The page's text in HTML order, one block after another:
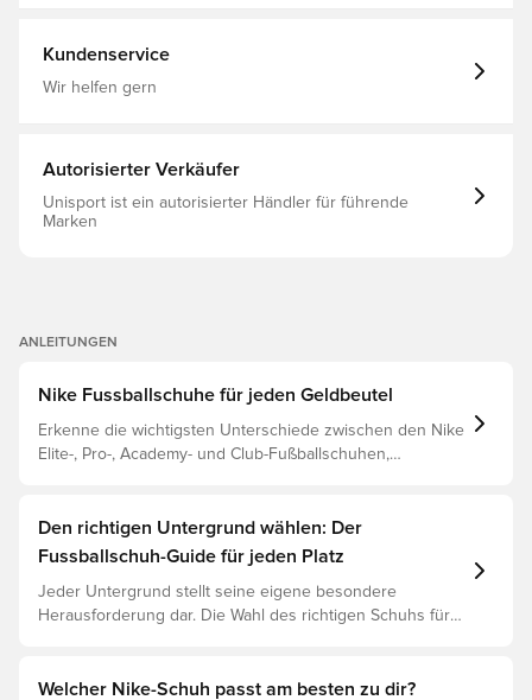
Kundenservice
Wir helfen gern
Autorisierter Verkäufer
Unisport ist ein autorisierter Händler für führende
Marken
ANLEITUNGEN
Nike Fussballschuhe für jeden Geldbeutel
Erkenne die wichtigsten Unterschiede zwischen den Nike
Elite-, Pro-, Academy- und Club-Fußballschuhen,
Den richtigen Untergrund wählen: Der
Fussballschuh-Guide für jeden Platz
Jeder Untergrund stellt seine eigene besondere
Herausforderung dar. Die Wahl des richtigen Schuhs für
Langlebigkeit des Schuhs. Lies weiter, um
Welcher Nike-Schuh passt am besten zu dir?